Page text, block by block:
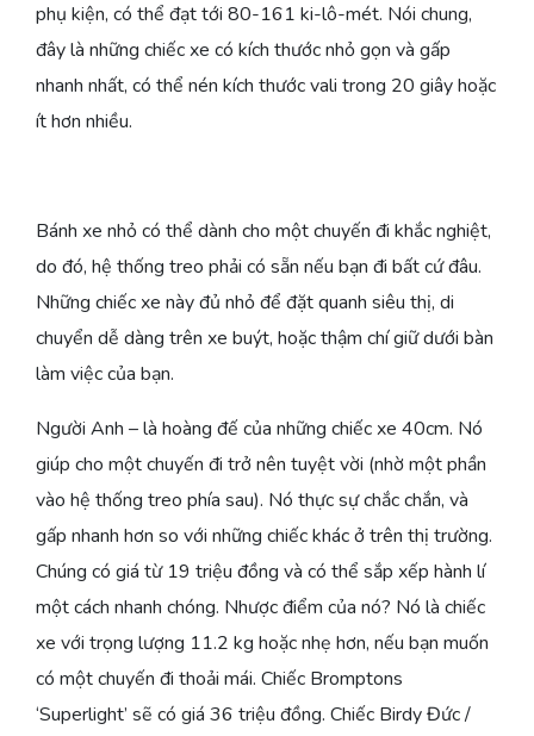
phụ kiện, có thể đạt tới 80-161 ki-lô-mét. Nói chung,
đây là những chiếc xe có kích thước nhỏ gọn và gấp
nhanh nhất, có thể nén kích thước vali trong 20 giây hoặc
ít hơn nhiều.
Bánh xe nhỏ có thể dành cho một chuyến đi khắc nghiệt,
do đó, hệ thống treo phải có sẵn nếu bạn đi bất cứ đâu.
Những chiếc xe này đủ nhỏ để đặt quanh siêu thị, di
chuyển dễ dàng trên xe buýt, hoặc thậm chí giữ dưới bàn
làm việc của bạn.
Người Anh – là hoàng đế của những chiếc xe 40cm. Nó
giúp cho một chuyến đi trở nên tuyệt vời (nhờ một phần
vào hệ thống treo phía sau). Nó thực sự chắc chắn, và
gấp nhanh hơn so với những chiếc khác ở trên thị trường.
Chúng có giá từ 19 triệu đồng và có thể sắp xếp hành lí
một cách nhanh chóng. Nhược điểm của nó? Nó là chiếc
xe với trọng lượng 11.2 kg hoặc nhẹ hơn, nếu bạn muốn
có một chuyến đi thoải mái. Chiếc Bromptons
‘Superlight’ sẽ có giá 36 triệu đồng. Chiếc Birdy Đức /